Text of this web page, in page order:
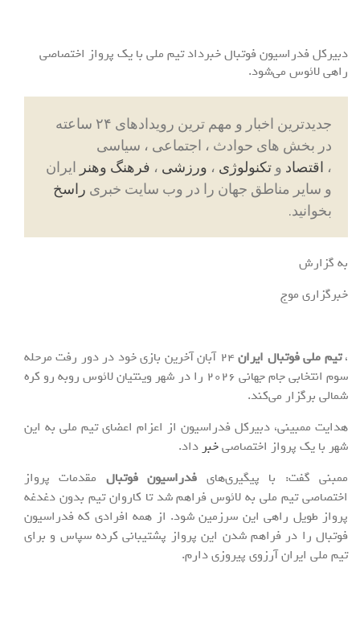
دبیرکل فدراسیون فوتبال خبرداد تیم ملی با یک پرواز اختصاصی
راهی لائوس می‌شود.
جدیدترین اخبار و مهم ترین رویدادهای ۲۴ ساعته
در بخش های حوادث ، اجتماعی ، سیاسی
، اقتصاد و تکنولوژی ، ورزشی ، فرهنگ وهنر ایران
و سایر مناطق جهان را در وب سایت خبری راسخ
بخوانید.
به گزارش
خبرگزاری موج
،تیم ملی فوتبال ایران
۲۴ آبان آخرین بازی خود در دور رفت مرحله
سوم انتخابی جام جهانی ۲۰۲۶ را در شهر وینتیان لائوس روبه رو کره
شمالی برگزار می‌کند.
هدایت ممبینی، دبیرکل فدراسیون از اعزام اعضای تیم ملی به این
شهر با یک پرواز اختصاصیخبر داد.
ممبنی گفت: با پیگیری‌های فدراسیون فوتبال مقدمات پرواز
اختصاصی تیم ملی به لائوس فراهم شد تا کاروان تیم بدون دغدغه
پرواز طویل راهی این سرزمین شود. از همه افرادی که فدراسیون
فوتبال را در فراهم شدن این پرواز پشتیبانی کرده سپاس و برای
تیم ملی ایران آرزوی پیروزی دارم‌.